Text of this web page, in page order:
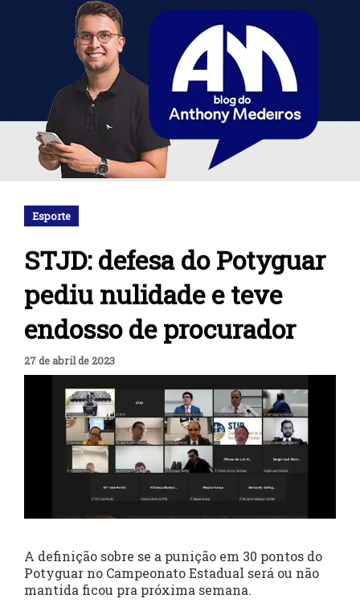
Esporte
STJD: defesa do Potyguar
pediu nulidade e teve
endosso de procurador
27 de abril de 2023
A definição sobre se a punição em 30 pontos do
Potyguar no Campeonato Estadual será ou não
mantida ficou pra próxima semana.